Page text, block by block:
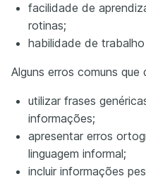
facilidade de
rotinas;
habilidade de
Alguns erros comuns
utilizar frases
informações;
apresentar erros
linguagem informal;
incluir informações